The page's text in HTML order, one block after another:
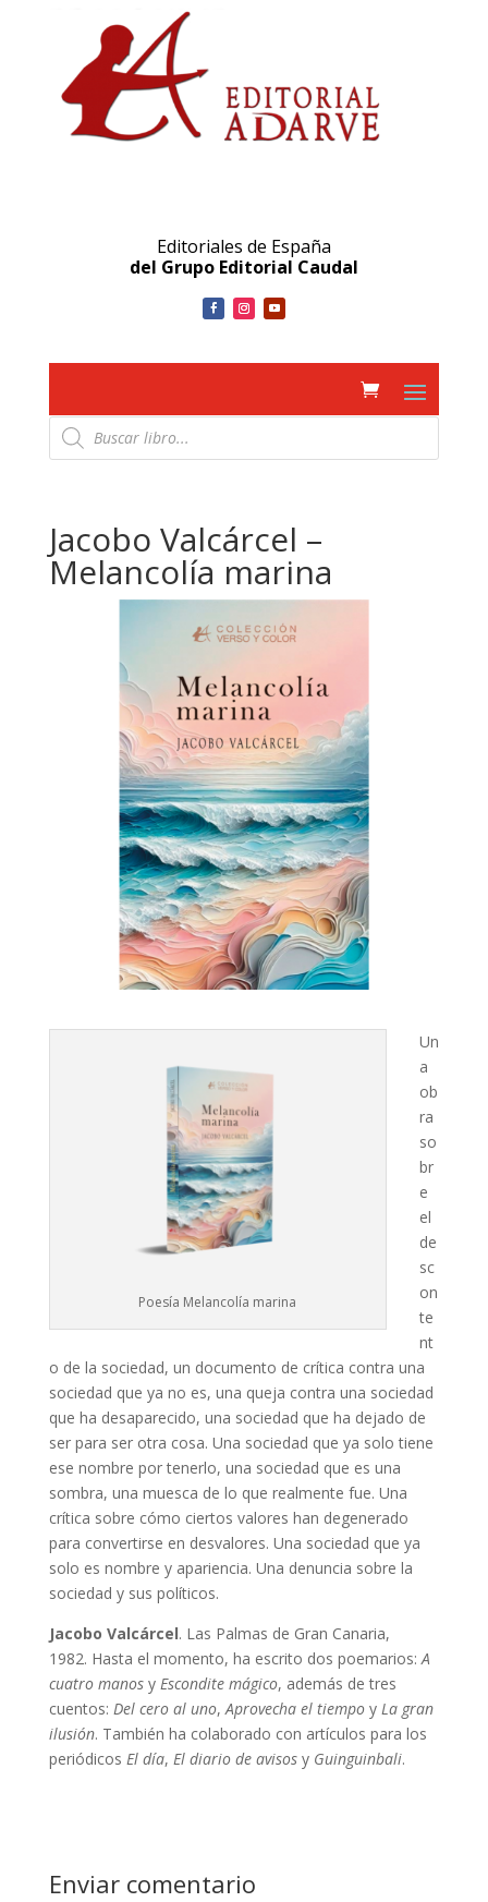
Editoriales de España
del Grupo Editorial Caudal
Búsqueda
de
productos
Jacobo Valcárcel –
Melancolía marina
Poesía Melancolía marina
Un
a
ob
ra
so
br
e
el
de
sc
on
te
nt
o de la sociedad, un documento de crítica contra una
sociedad que ya no es, una queja contra una sociedad
que ha desaparecido, una sociedad que ha dejado de
ser para ser otra cosa. Una sociedad que ya solo tiene
ese nombre por tenerlo, una sociedad que es una
sombra, una muesca de lo que realmente fue. Una
crítica sobre cómo ciertos valores han degenerado
para convertirse en desvalores. Una sociedad que ya
solo es nombre y apariencia. Una denuncia sobre la
sociedad y sus políticos.
Jacobo Valcárcel. Las Palmas de Gran Canaria,
1982. Hasta el momento, ha escrito dos poemarios:A
cuatro manosy Escondite mágico, además de tres
cuentos: Del cero al uno,Aprovecha el tiempoy La gran
ilusión. También ha colaborado con artículos para los
periódicos El día, El diario de avisos y Guinguinbali.
Enviar comentario